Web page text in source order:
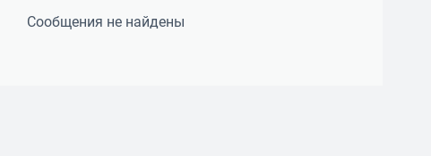
Сообщения не найдены